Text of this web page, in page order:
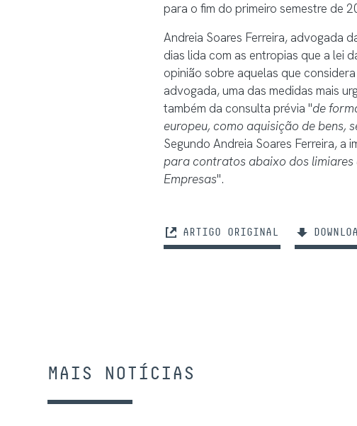
para o fim do primeiro semestre de
Andreia Soares Ferreira, advogada
dias lida com as entropias que a lei
opinião sobre aquelas que
advogada, uma das medidas mais
também da consulta prévia "de
europeu, como aquisição de bens,
Segundo Andreia Soares Ferreira, a
para contratos abaixo dos limiares
Empresas".
ARTIGO ORIGINAL
MAIS NOTÍCIAS